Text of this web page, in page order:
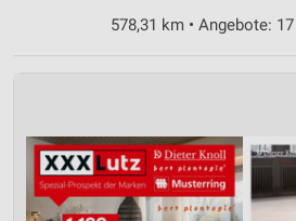
578,31 km • Angebote: